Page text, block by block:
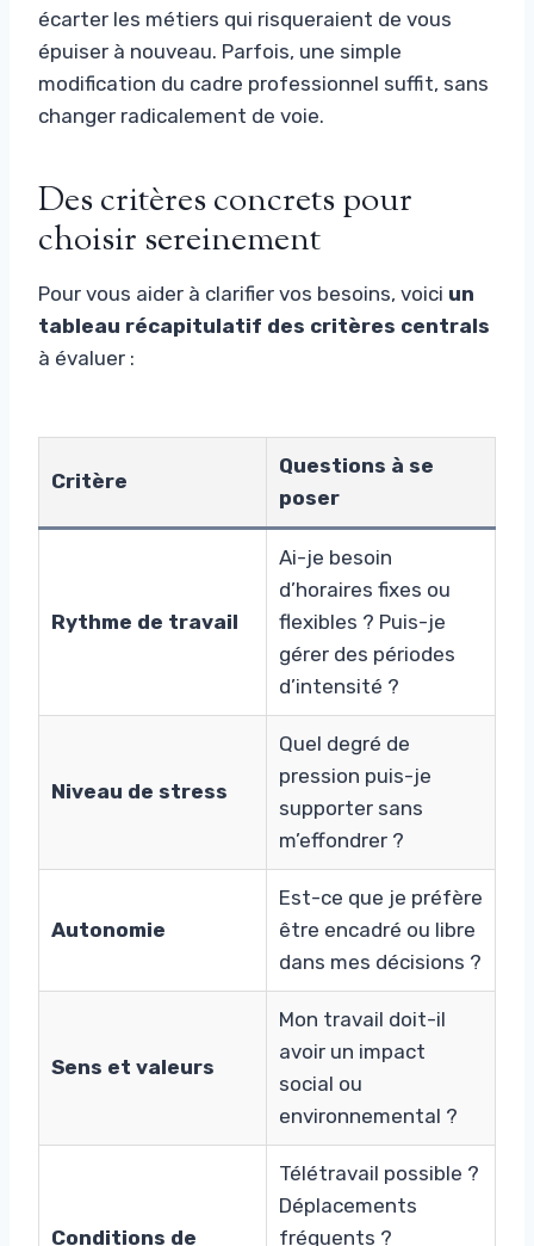
écarter les métiers qui risqueraient de vous
épuiser à nouveau. Parfois, une simple
modification du cadre professionnel suffit, sans
changer radicalement de voie.
Des critères concrets pour
choisir sereinement
Pour vous aider à clarifier vos besoins, voici un
tableau récapitulatif des critères centrals
à évaluer :
Critère
Questions à se
poser
Rythme de travail
Ai-je besoin
d’horaires fixes ou
flexibles ? Puis-je
gérer des périodes
d’intensité ?
Niveau de stress
Quel degré de
pression puis-je
supporter sans
m’effondrer ?
Autonomie
Est-ce que je préfère
être encadré ou libre
dans mes décisions ?
Sens et valeurs
Mon travail doit-il
avoir un impact
social ou
environnemental ?
Conditions de
Télétravail possible ?
Déplacements
fréquents ?